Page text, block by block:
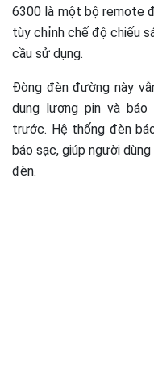
6300 là một bộ remote
tùy chỉnh chế độ chiếu
cầu sử dụng.
Đòng đèn đường này
dung lượng pin và
trước. Hệ thống đèn
báo sạc, giúp người
đèn.